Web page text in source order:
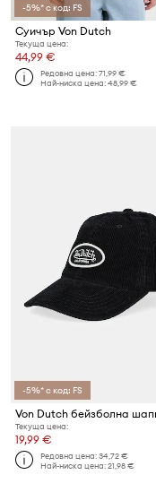
-5%* с код: FS
Суичър Von Dutch
Текуща цена:
44,99 €
Редовна цена:71,99 €
Най-ниска цена:48,99 €
-5%* с код: FS
Текуща цена:
19,99 €
Редовна цена:34,72 €
Най-ниска цена:21,98 €